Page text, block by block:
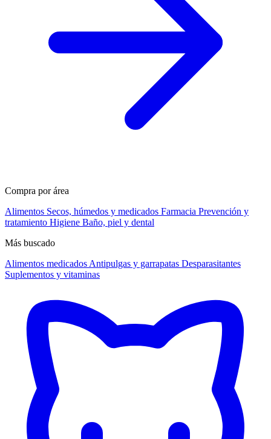
Compra por área
Alimentos Secos, húmedos y medicados Farmacia Prevención y
tratamiento Higiene Baño, piel y dental
Más buscado
Alimentos medicados Antipulgas y garrapatas Desparasitantes
Suplementos y vitaminas